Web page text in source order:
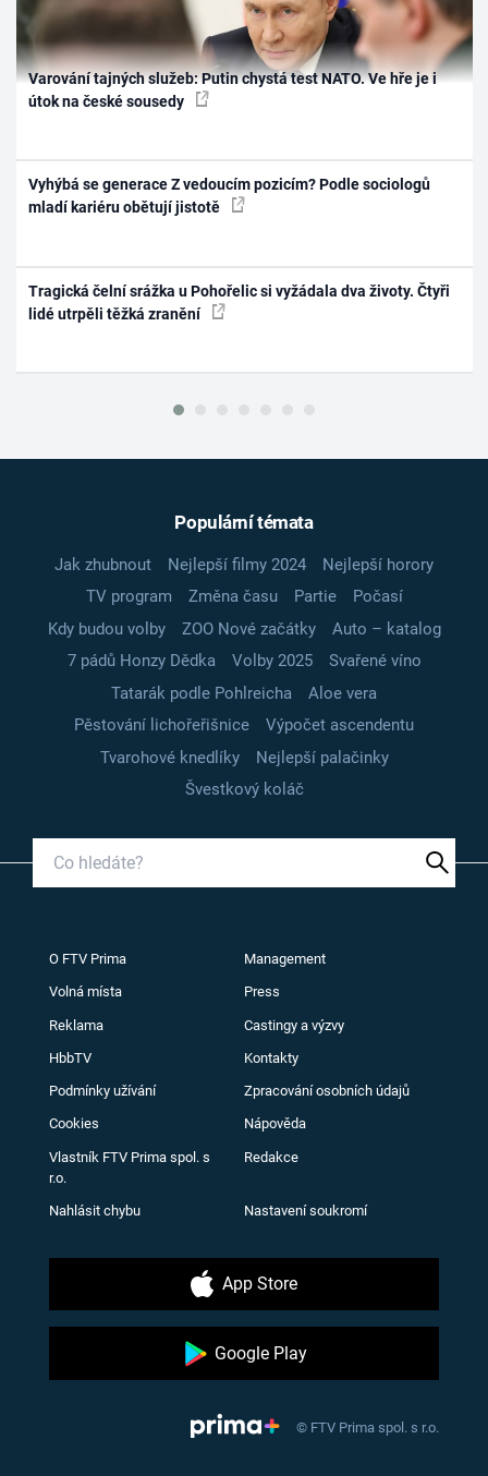
Varování tajných služeb: Putin chystá test NATO. Ve hře je i
útok na české sousedy
Vyhýbá se generace Z vedoucím pozicím? Podle sociologů
mladí kariéru obětují jistotě
Tragická čelní srážka u Pohořelic si vyžádala dva životy. Čtyři
lidé utrpěli těžká zranění
Populární témata
Jak zhubnout Nejlepší filmy 2024
Nejlepší horory
TV program
Změna času Partie
Počasí
Kdy budou volby
ZOO Nové začátky
Auto – katalog
7 pádů Honzy Dědka
Volby 2025
Svařené víno
Tatarák podle Pohlreicha
Aloe vera
Pěstování lichořeřišnice
Výpočet ascendentu
Tvarohové knedlíky
Nejlepší palačinky
Švestkový koláč
O FTV Prima Management
Volná místa Press
Reklama Castingy a výzvy
HbbTV Kontakty
Podmínky užívání Zpracování osobních údajů
Cookies Nápověda
Vlastník FTV Prima spol. s
r.o.
Redakce
Nahlásit chybu Nastavení soukromí
App Store
Google Play
© FTV Prima spol. s r.o.